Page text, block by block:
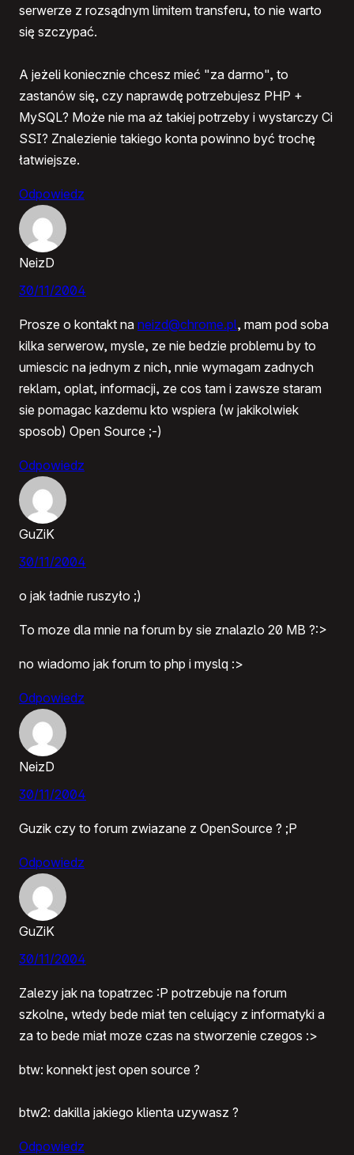
serwerze z rozsądnym limitem transferu, to nie warto
się szczypać.
A jeżeli koniecznie chcesz mieć "za darmo", to
zastanów się, czy naprawdę potrzebujesz PHP +
MySQL? Może nie ma aż takiej potrzeby i wystarczy Ci
SSI? Znalezienie takiego konta powinno być trochę
łatwiejsze.
Odpowiedz
NeizD
30/11/2004
Prosze o kontakt na neizd@chrome.pl, mam pod soba
kilka serwerow, mysle, ze nie bedzie problemu by to
umiescic na jednym z nich, nnie wymagam zadnych
reklam, oplat, informacji, ze cos tam i zawsze staram
sie pomagac kazdemu kto wspiera (w jakikolwiek
sposob) Open Source ;-)
Odpowiedz
GuZiK
30/11/2004
o jak ładnie ruszyło ;)
To moze dla mnie na forum by sie znalazlo 20 MB ?:>
no wiadomo jak forum to php i myslq :>
Odpowiedz
NeizD
30/11/2004
Guzik czy to forum zwiazane z OpenSource ? ;P
Odpowiedz
GuZiK
30/11/2004
Zalezy jak na topatrzec :P potrzebuje na forum
szkolne, wtedy bede miał ten celujący z informatyki a
za to bede miał moze czas na stworzenie czegos :>
btw: konnekt jest open source ?
btw2: dakilla jakiego klienta uzywasz ?
Odpowiedz